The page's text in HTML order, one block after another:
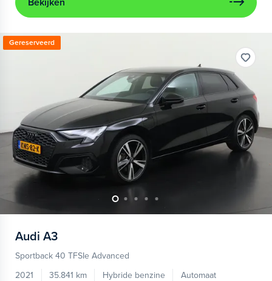
Bekijken
Gereserveerd
Audi A3
Sportback 40 TFSIe Advanced
2021
35.841 km Hybride benzine
Automaat